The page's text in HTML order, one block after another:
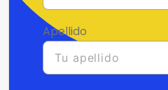
Apellido